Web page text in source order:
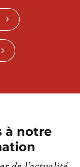
à notre